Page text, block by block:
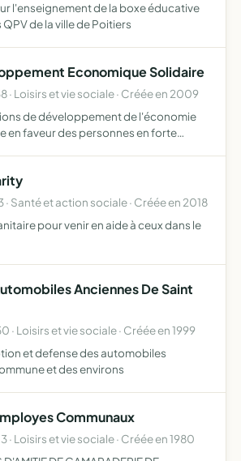
l'enseignement de la boxe éducative
de la ville de Poitiers
Economique Solidaire
· Loisirs et vie sociale · Créée en 2009
de développement de l'économie
en faveur des personnes en forte
· Santé et action sociale · Créée en 2018
pour venir en aide à ceux dans le
Anciennes De Saint
· Loisirs et vie sociale · Créée en 1999
et defense des automobiles
et des environs
Communaux
· Loisirs et vie sociale · Créée en 1980